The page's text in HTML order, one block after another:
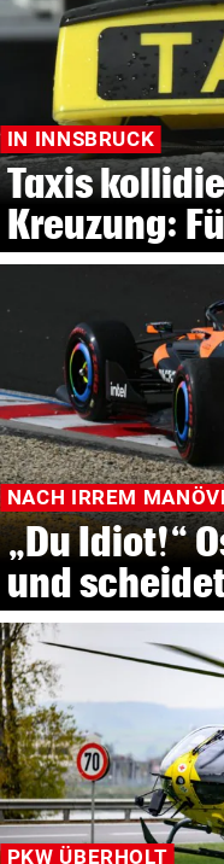
IN INNSBRUCK
Taxis
Kreuzung:
NACH IRREM
„Du Idiot!“
und
PKW ÜBERHOLT